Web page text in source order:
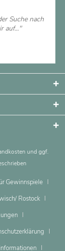
Suche nach
auf..."
und ggf.
Gewinnspiele
Rostock